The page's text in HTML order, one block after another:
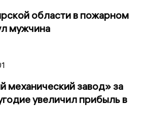
области в пожарном
мужчина
механический завод» за
увеличил прибыль в